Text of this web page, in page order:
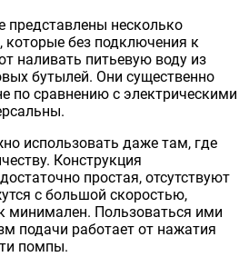
представлены несколько
без подключения к
наливать питьевую воду из
бутылей. Они существенно
по сравнению с электрическими
использовать даже там, где
Конструкция
простая, отсутствуют
с большой скоростью,
минимален. Пользоваться ими
подачи работает от нажатия
помпы.